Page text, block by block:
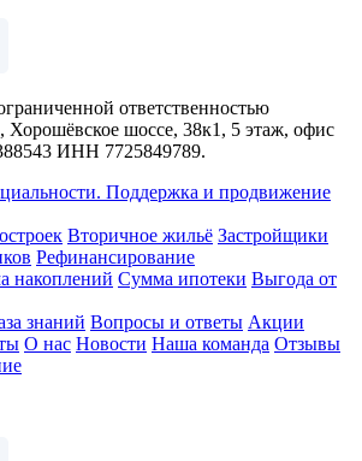
ответственностью
Хорошёвское шоссе, 38к1, 5 этаж, офис
ИНН 7725849789.
Поддержка и продвижение
Вторичное жильё Застройщики
Рефинансирование
накоплений Сумма ипотеки Выгода от
знаний Вопросы и ответы Акции
О нас Новости Наша команда Отзывы